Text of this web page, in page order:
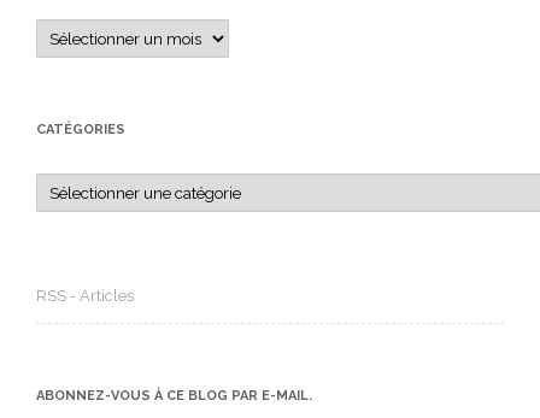
Archives
CATÉGORIES
Catégories
RSS - Articles
ABONNEZ-VOUS À CE BLOG PAR E-MAIL.